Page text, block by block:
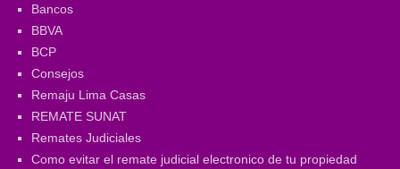
Bancos
BBVA
BCP
Consejos
Remaju Lima Casas
REMATE SUNAT
Remates Judiciales
Como evitar el remate judicial electronico de tu propiedad